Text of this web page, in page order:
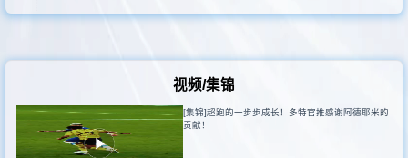
视频/集锦
[集锦]超跑的一步步成长！多特官推感谢阿德耶米的
贡献！